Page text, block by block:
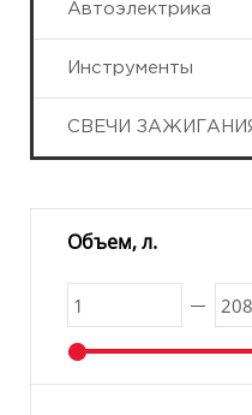
Автоэлектрика
Инструменты
СВЕЧИ
Объем, л.